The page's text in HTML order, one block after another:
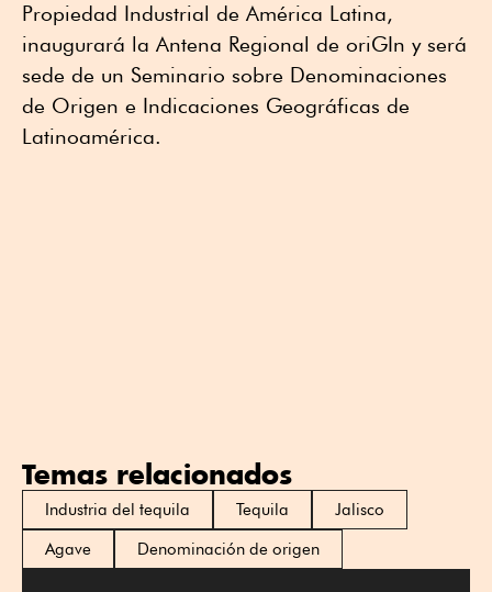
Propiedad Industrial de América Latina,
inaugurará la Antena Regional de oriGIn y será
sede de un Seminario sobre Denominaciones
de Origen e Indicaciones Geográficas de
Latinoamérica.
Temas relacionados
Industria del tequila Tequila
Jalisco
Agave
Denominación de origen